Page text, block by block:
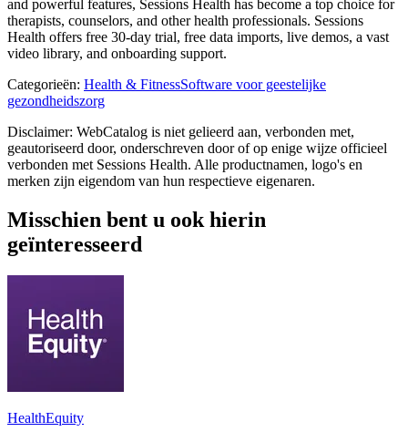
and powerful features, Sessions Health has become a top choice for
therapists, counselors, and other health professionals. Sessions
Health offers free 30-day trial, free data imports, live demos, a vast
video library, and onboarding support.
Categorieën: Health & FitnessSoftware voor geestelijke
gezondheidszorg
Disclaimer: WebCatalog is niet gelieerd aan, verbonden met,
geautoriseerd door, onderschreven door of op enige wijze officieel
verbonden met Sessions Health. Alle productnamen, logo's en
merken zijn eigendom van hun respectieve eigenaren.
Misschien bent u ook hierin
geïnteresseerd
HealthEquity